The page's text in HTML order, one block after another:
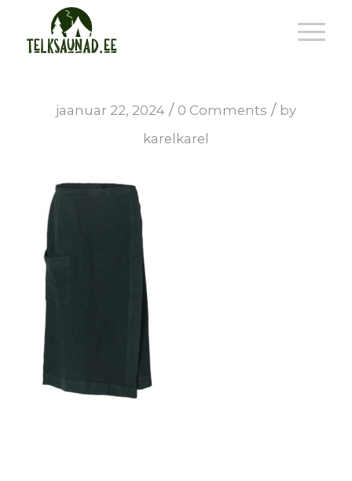
jaanuar 22, 2024 / 0 Comments / by
karelkarel